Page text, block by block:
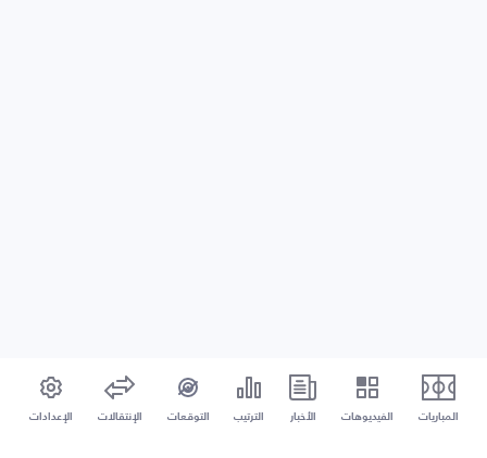
المباريات الفيديوهات الأخبار الترتيب التوقعات الإنتقالات الإعدادات